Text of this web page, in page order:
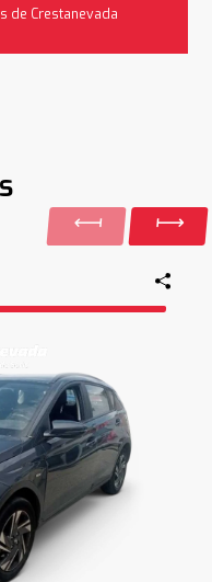
de Crestanevada